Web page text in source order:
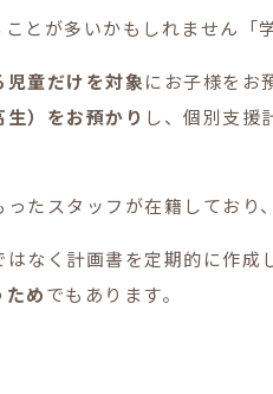
とが多いかもしれません
童だけを対象にお子様をお
）をお預かり し、個別支援
たスタッフが在籍しており
なく計画書を定期的に作成
めでもあります。